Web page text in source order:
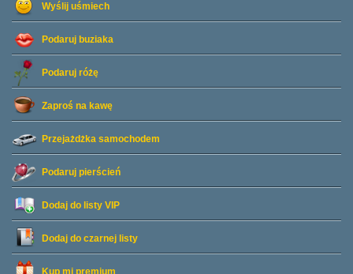
Wyślij uśmiech
Podaruj buziaka
Podaruj różę
Zaproś na kawę
Przejażdżka samochodem
Podaruj pierścień
Dodaj do listy VIP
Dodaj do czarnej listy
Kup mi premium